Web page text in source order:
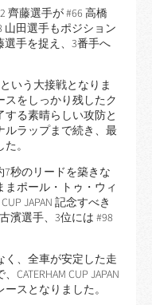
齊藤選手が #66 高橋
山田選手もポジション
選手を捉え、3番手へ
いう大接戦となりま
スをしっかり残したク
する素晴らしい攻防と
ルラップまで続き、最
。
7秒のリードを築きな
ポール・トゥ・ウィ
JAPAN 記念すべき
濱選手、3位には #98
く、全車が安定した走
CUP JAPAN
スとなりました。